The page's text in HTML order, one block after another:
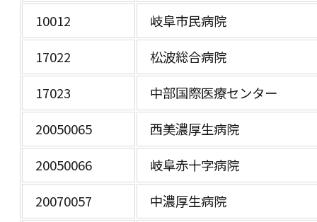
10012
岐阜市民病院
17022
松波総合病院
17023
中部国際医療センター
20050065
西美濃厚生病院
20050066
岐阜赤十字病院
20070057
中濃厚生病院